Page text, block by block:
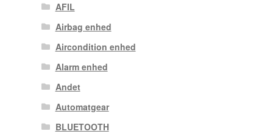
AFIL
Airbag enhed
Aircondition enhed
Alarm enhed
Andet
Automatgear
BLUETOOTH